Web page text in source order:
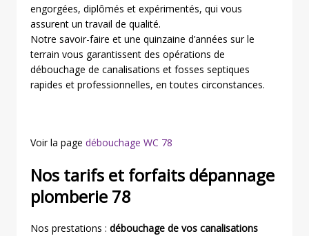
engorgées, diplômés et expérimentés, qui vous
assurent un travail de qualité.
Notre savoir-faire et une quinzaine d’années sur le
terrain vous garantissent des opérations de
débouchage de canalisations et fosses septiques
rapides et professionnelles, en toutes circonstances.
Voir la page débouchage WC 78
Nos tarifs et forfaits dépannage
plomberie 78
Nos prestations : débouchage de vos canalisations